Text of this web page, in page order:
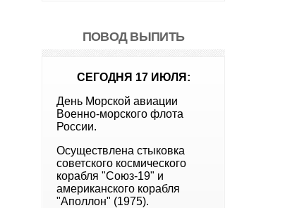
ПОВОД ВЫПИТЬ
СЕГОДНЯ 17 ИЮЛЯ:
День Морской авиации
Военно-морского флота
России.
Осуществлена стыковка
советского космического
корабля "Союз-19" и
американского корабля
"Аполлон" (1975).